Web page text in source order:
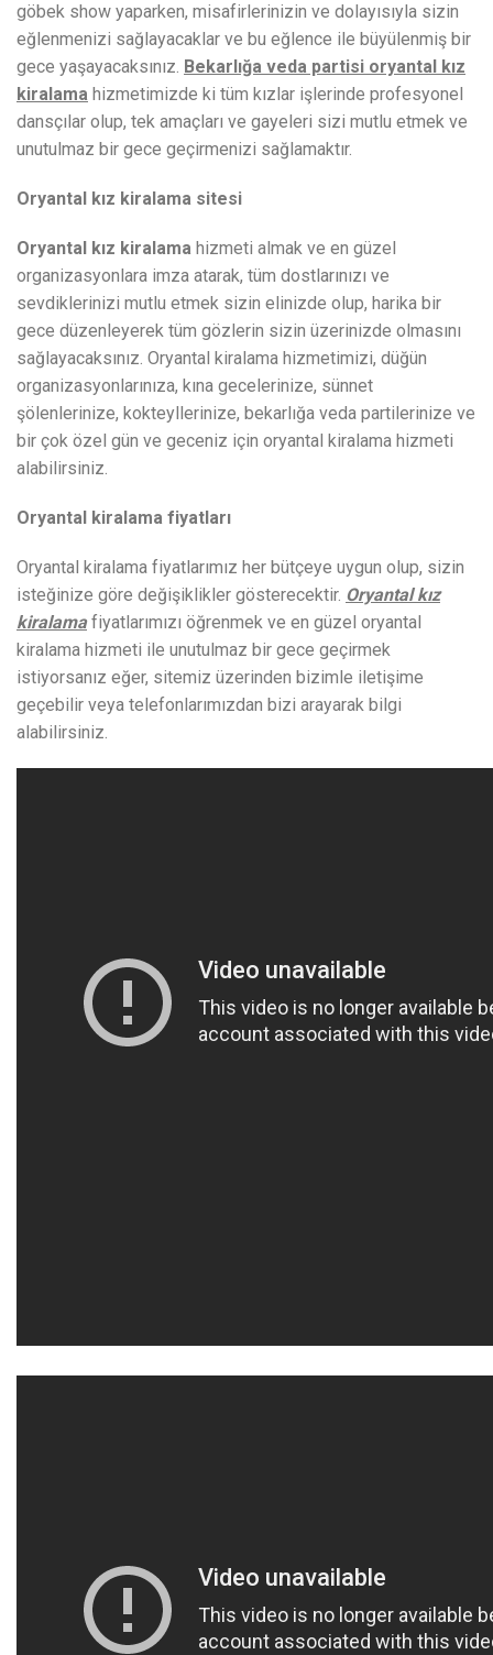
göbek show yaparken, misafirlerinizin ve dolayısıyla sizin
eğlenmenizi sağlayacaklar ve bu eğlence ile büyülenmiş bir
gece yaşayacaksınız. Bekarlığa veda partisi oryantal kız
kiralama hizmetimizde ki tüm kızlar işlerinde profesyonel
dansçılar olup, tek amaçları ve gayeleri sizi mutlu etmek ve
unutulmaz bir gece geçirmenizi sağlamaktır.
Oryantal kız kiralama sitesi
Oryantal kız kiralama hizmeti almak ve en güzel
organizasyonlara imza atarak, tüm dostlarınızı ve
sevdiklerinizi mutlu etmek sizin elinizde olup, harika bir
gece düzenleyerek tüm gözlerin sizin üzerinizde olmasını
sağlayacaksınız. Oryantal kiralama hizmetimizi, düğün
organizasyonlarınıza, kına gecelerinize, sünnet
şölenlerinize, kokteyllerinize, bekarlığa veda partilerinize ve
bir çok özel gün ve geceniz için oryantal kiralama hizmeti
alabilirsiniz.
Oryantal kiralama fiyatları
Oryantal kiralama fiyatlarımız her bütçeye uygun olup, sizin
isteğinize göre değişiklikler gösterecektir. Oryantal kız
kiralamafiyatlarımızı öğrenmek ve en güzel oryantal
kiralama hizmeti ile unutulmaz bir gece geçirmek
istiyorsanız eğer, sitemiz üzerinden bizimle iletişime
geçebilir veya telefonlarımızdan bizi arayarak bilgi
alabilirsiniz.